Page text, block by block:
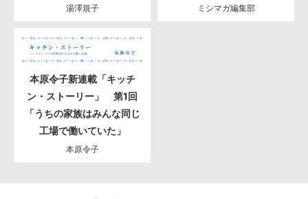
湯澤規子 ミシマガ編集部
本原令子新連載「キッチ
ン・ストーリー」 第1回
「うちの家族はみんな同じ
工場で働いていた」
本原令子